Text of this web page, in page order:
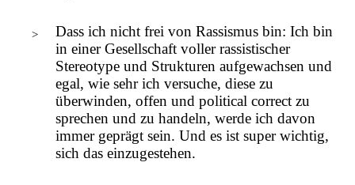
Dass ich nicht frei von Rassismus bin: Ich bin
in einer Gesellschaft voller rassistischer
Stereotype und Strukturen aufgewachsen und
egal, wie sehr ich versuche, diese zu
überwinden, offen und political correct zu
sprechen und zu handeln, werde ich davon
immer geprägt sein. Und es ist super wichtig,
sich das einzugestehen.